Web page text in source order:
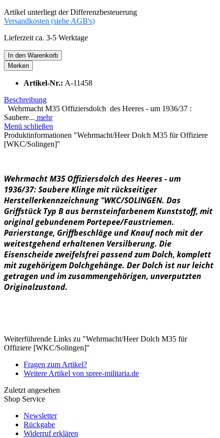
Artikel unterliegt der Differenzbesteuerung
Versandkosten (siehe AGB's)
Lieferzeit ca. 3-5 Werktage
In den Warenkorb
Merken
Artikel-Nr.: A-11458
Beschreibung
Wehrmacht M35 Offiziersdolch des Heeres - um 1936/37 :
Saubere... mehr
Menü schließen
Produktinformationen "Wehrmacht/Heer Dolch M35 für Offiziere
[WKC/Solingen]"
Wehrmacht M35 Offiziersdolch des Heeres - um
1936/37:Saubere Klinge mit rückseitiger
Herstellerkennzeichnung "WKC/SOLINGEN. Das
Griffstück Typ B aus bernsteinfarbenem Kunststoff, mit
original gebundenem Portepee/Faustriemen.
Parierstange, Griffbeschläge und Knauf noch mit der
weitestgehend erhaltenen Versilberung. Die
Eisenscheide zweifelsfrei passend zum Dolch, komplett
mit zugehörigem Dolchgehänge. Der Dolch ist nur leicht
getragen und im zusammengehörigen, unverputzten
Originalzustand.
Weiterführende Links zu "Wehrmacht/Heer Dolch M35 für
Offiziere [WKC/Solingen]"
Fragen zum Artikel?
Weitere Artikel von spree-militaria.de
Zuletzt angesehen
Shop Service
Newsletter
Rückgabe
Widerruf erklären